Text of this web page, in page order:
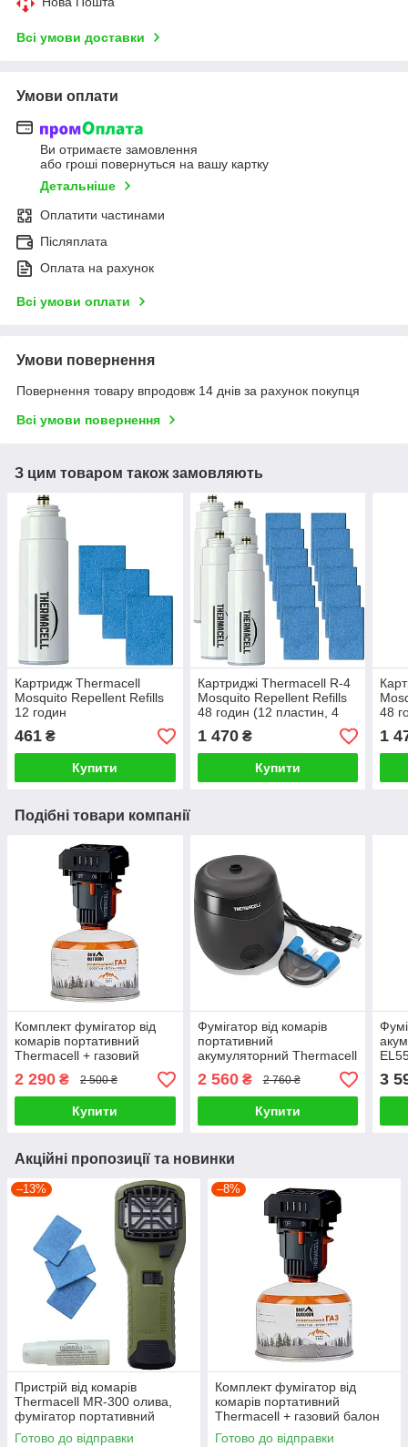
Всі умови доставки
Умови оплати
Ви отримаєте замовлення
або гроші повернуться на вашу картку
Детальніше
Оплатити частинами
Післяплата
Оплата на рахунок
Всі умови оплати
Умови повернення
Повернення товару впродовж 14 днів за рахунок покупця
Всі умови повернення
З цим товаром також замовляють
Картридж Thermacell
Mosquito Repellent Refills
12 годин
461 ₴
Купити
Картриджі Thermacell R-4
Mosquito Repellent Refills
48 годин (12 пластин, 4
балона)
1 470₴
Купити
48
1
Подібні товари компанії
Комплект фумігатор від
комарів портативний
Thermacell + газовий
балон 230г + 3 пластини
2 290 ₴ 2 500 ₴
Купити
Фумігатор від комарів
портативний
акумуляторний Thermacell
годин)
2 560₴ 2 760 ₴
Купити
3
Акційні пропозиції та новинки
–13%
Пристрій від комарів
Thermacell MR-300 олива,
фумігатор портативний
похідний
Готово до відправки
–8%
Комплект фумігатор від
комарів портативний
Thermacell + газовий балон
230г + 3 пластини
Готово до відправки